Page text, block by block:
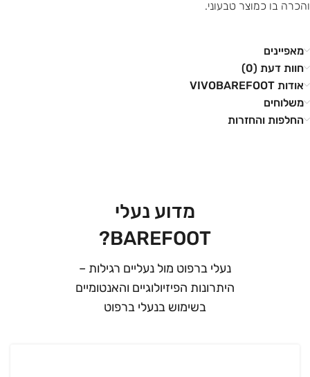
והכרה בו כמוצר טבעוני.
מאפיינים
חוות דעת (0)
אודות VIVOBAREFOOT
משלוחים
החלפות והחזרות
מדוע נעלי
BAREFOOT?
נעלי ברפוט מול נעליים רגילות –
היתרונות הפיזיולוגיים והאנטומיים
בשימוש בנעלי ברפוט